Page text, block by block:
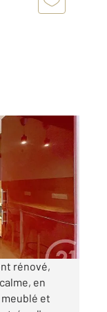
rénové,
en
et